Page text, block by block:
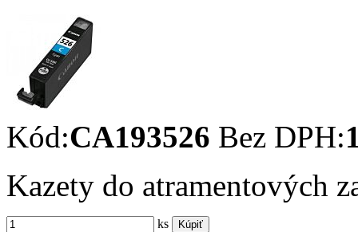
Kód:CA193526 Bez DPH:
Kazety do atramentových
ks Kúpiť